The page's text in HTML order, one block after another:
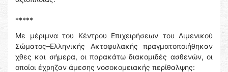
*****
Με μέριμνα του Κέντρου Επιχειρήσεων του Λιμενικού
Σώματος–Ελληνικής Ακτοφυλακής πραγματοποιήθηκαν
χθες και σήμερα, οι παρακάτω διακομιδές ασθενών, οι
οποίοι έχρηζαν άμεσης νοσοκομειακής περίθαλψης: